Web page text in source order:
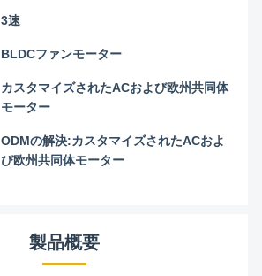
3速
BLDCファンモーター
カスタマイズされたACおよび欧州共同体
モーター
ODMの解決:カスタマイズされたACおよ
び欧州共同体モーター
製品概要